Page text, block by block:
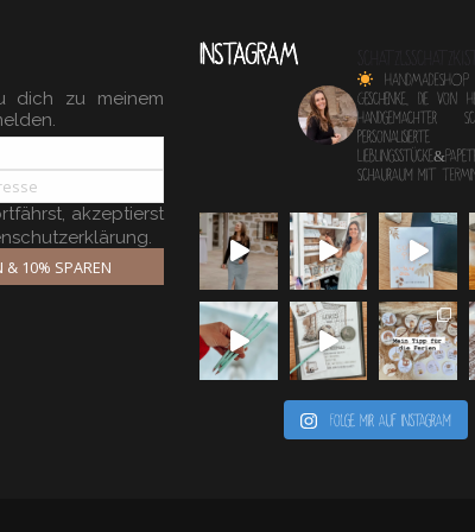
dich zu meinem
akzeptierst
& 10% SPAREN
INSTAGRAM
Geschenke, die von
Handgemachter
personalisierte
Schauraum mit
Folge mir auf Instagram